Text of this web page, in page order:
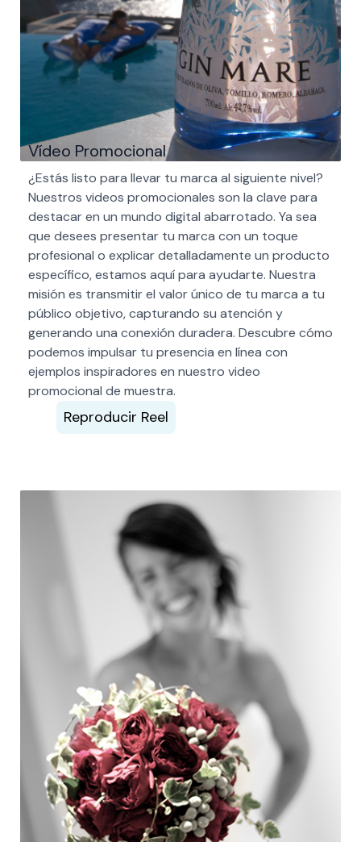
Vídeo Promocional
¿Estás listo para llevar tu marca al siguiente nivel?
Nuestros videos promocionales son la clave para
destacar en un mundo digital abarrotado. Ya sea
que desees presentar tu marca con un toque
profesional o explicar detalladamente un producto
específico, estamos aquí para ayudarte. Nuestra
misión es transmitir el valor único de tu marca a tu
público objetivo, capturando su atención y
generando una conexión duradera. Descubre cómo
podemos impulsar tu presencia en línea con
ejemplos inspiradores en nuestro video
promocional de muestra.
Reproducir Reel